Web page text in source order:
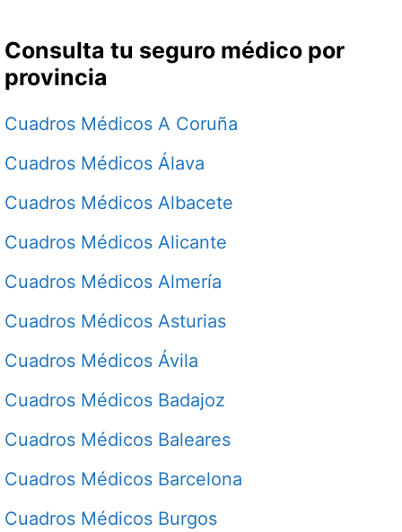
Consulta tu seguro médico por
provincia
Cuadros Médicos A Coruña
Cuadros Médicos Álava
Cuadros Médicos Albacete
Cuadros Médicos Alicante
Cuadros Médicos Almería
Cuadros Médicos Asturias
Cuadros Médicos Ávila
Cuadros Médicos Badajoz
Cuadros Médicos Baleares
Cuadros Médicos Barcelona
Cuadros Médicos Burgos